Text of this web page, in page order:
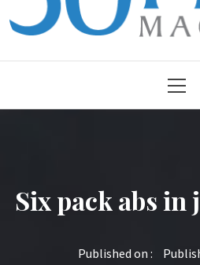
Menu
Six pack abs in
Published on :